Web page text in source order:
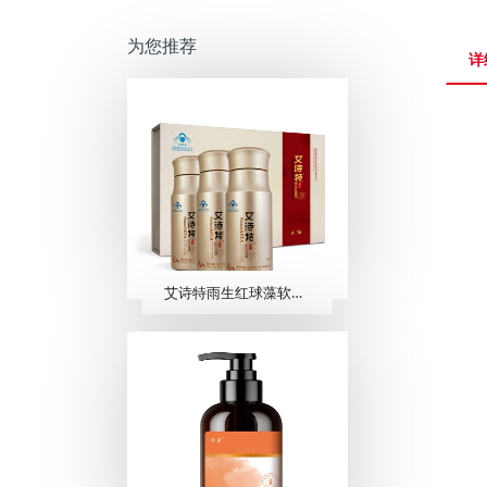
为您推荐
艾诗特雨生红球藻软胶囊 （60粒/瓶 ×3瓶/盒）